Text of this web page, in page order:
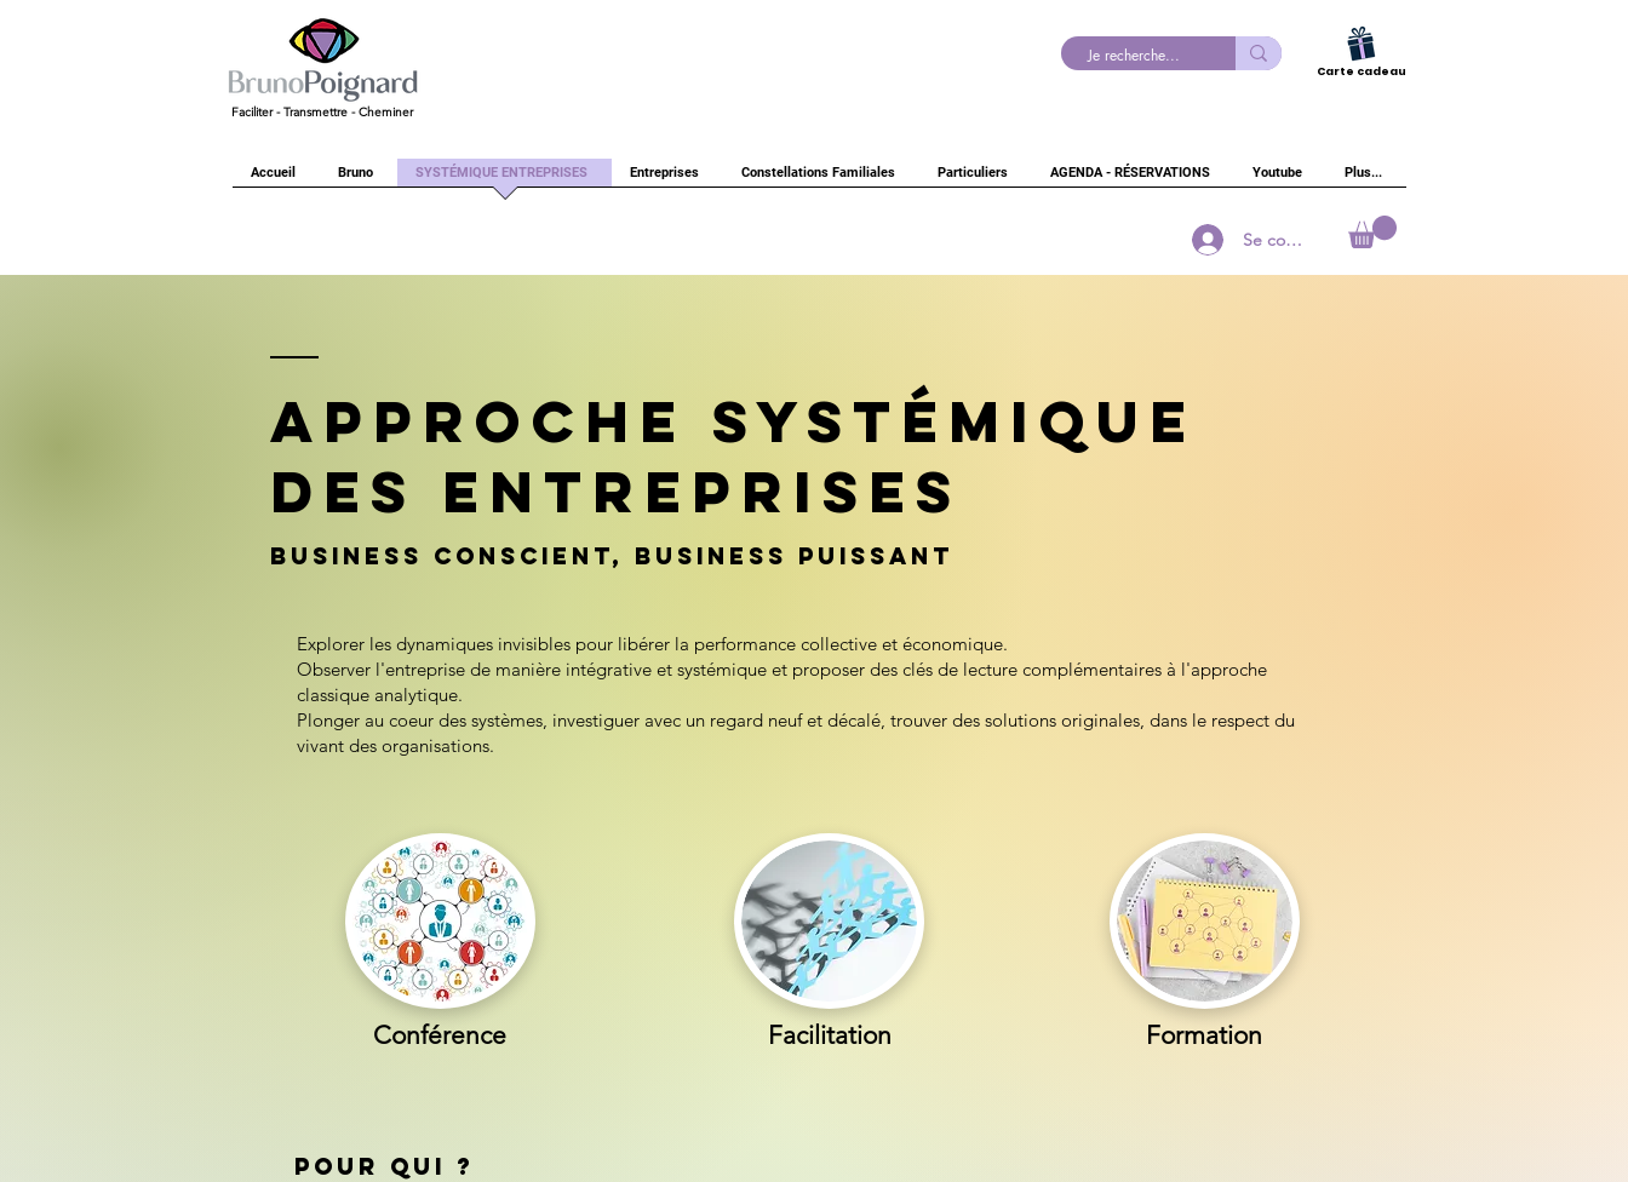
Faciliter - Transmettre - Cheminer
Carte cadeau
Accueil Bruno SYSTÉMIQUE ENTREPRISES Entreprises Constellations Familiales Particuliers AGENDA - RÉSERVATIONS Youtube Plus...
Se connecter
Approche systémique
des entreprises
Business conscient, business puissant
Explorer les dynamiques invisibles pour libérer la performance collective et économique.
Observer l'entreprise de manière intégrative et systémique et proposer des clés de lecture complémentaires à l'approche
classique analytique.
Plonger au coeur des systèmes, investiguer avec un regard neuf et décalé, trouver des solutions originales, dans le respect du
vivant des organisations.
Conférence Facilitation Formation
​Pour qui ?